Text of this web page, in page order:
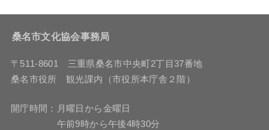
桑名市文化協会事務局
〒511-8601 三重県桑名市中央町2丁目37番地
桑名市役所 観光課内（市役所本庁舎２階）
開庁時間：月曜日から金曜日
午前9時から午後4時30分